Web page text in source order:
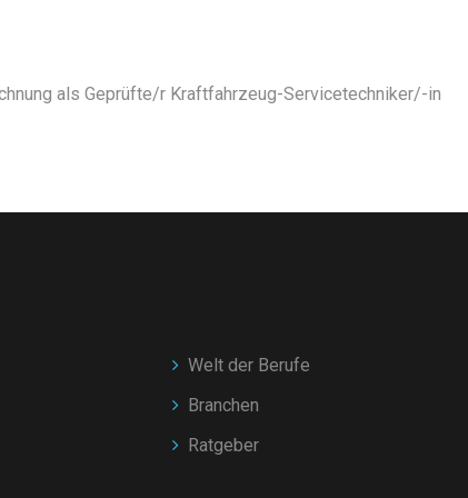
als Geprüfte/r Kraftfahrzeug-Servicetechniker/-in
Welt der Berufe
Branchen
Ratgeber